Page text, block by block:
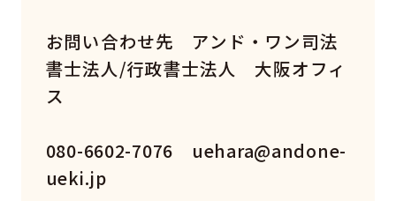
お問い合わせ先 アンド・ワン司法
書士法人/行政書士法人 大阪オフィ
ス
080-6602-7076 uehara@andone-
ueki.jp